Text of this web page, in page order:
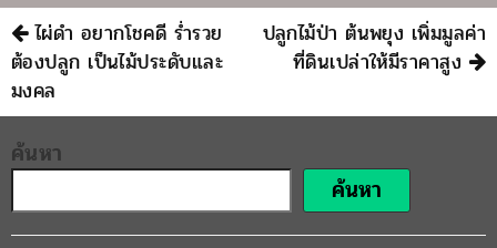
ไผ่ดำ อยากโชคดี ร่ำรวย
ต้องปลูก เป็นไม้ประดับและ
มงคล
ปลูกไม้ป่า ต้นพยุง เพิ่มมูลค่า
ที่ดินเปล่าให้มีราคาสูง
ค้นหา
ค้นหา